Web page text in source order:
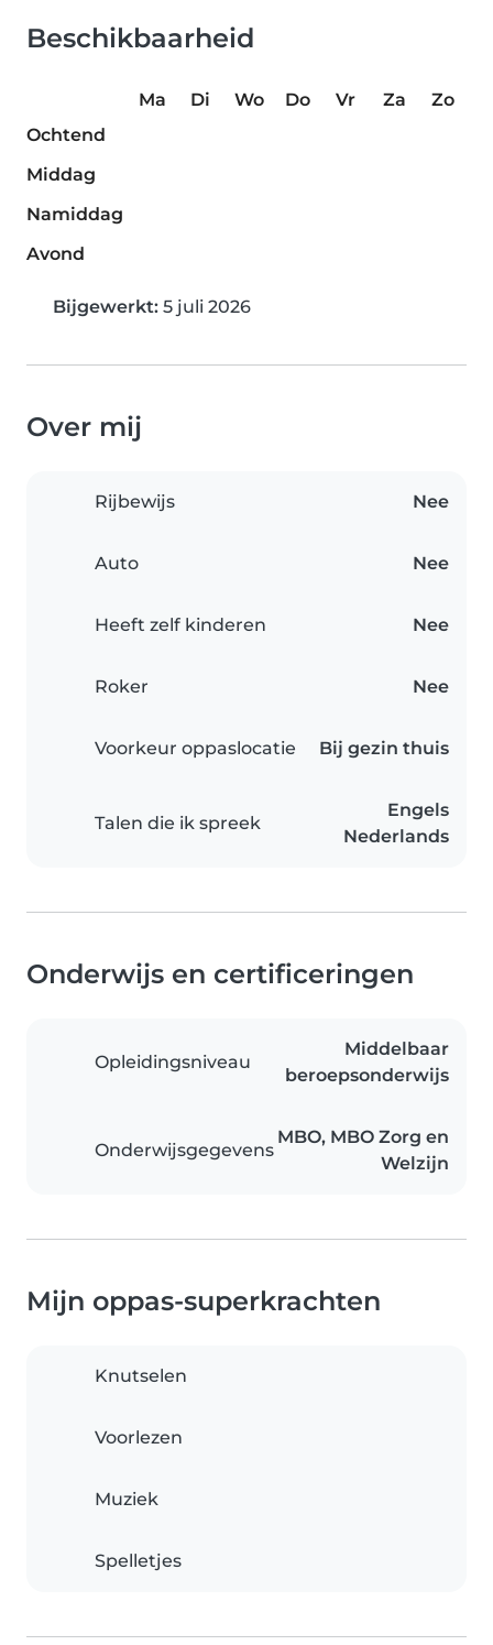
Beschikbaarheid
Ma Di Wo Do Vr Za
Zo
Ochtend
Middag
Namiddag
Avond
Bijgewerkt: 5 juli 2026
Over mij
Rijbewijs Nee
Auto Nee
Heeft zelf kinderen Nee
Roker Nee
Voorkeur oppaslocatie Bij gezin thuis
Talen die ik spreek
Engels
Nederlands
Onderwijs en certificeringen
Opleidingsniveau
Middelbaar
beroepsonderwijs
Onderwijsgegevens
MBO, MBO Zorg en
Welzijn
Mijn oppas-superkrachten
Knutselen
Voorlezen
Muziek
Spelletjes